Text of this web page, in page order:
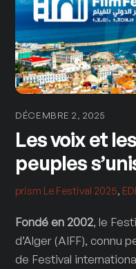
DÉCEMBRE 2, 2025
Les voix et
peuples
prism Le Festival 2025,
Fondé en 2002, le
d’Alger (AIFF), connu
de Festival